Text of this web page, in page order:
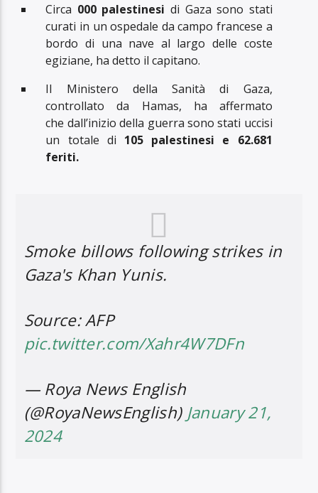
Circa 000 palestinesi di Gaza sono stati
curati in un ospedale da campo francese a
bordo di una nave al largo delle coste
egiziane, ha detto il capitano.
Il Ministero della Sanità di Gaza,
controllato da Hamas, ha affermato
che dall’inizio della guerra sono stati uccisi
un totale di 105 palestinesi e 62.681
feriti.
Smoke billows following strikes in
Gaza's Khan Yunis.
Source: AFP
pic.twitter.com/Xahr4W7DFn
— Roya News English
(@RoyaNewsEnglish) January 21,
2024